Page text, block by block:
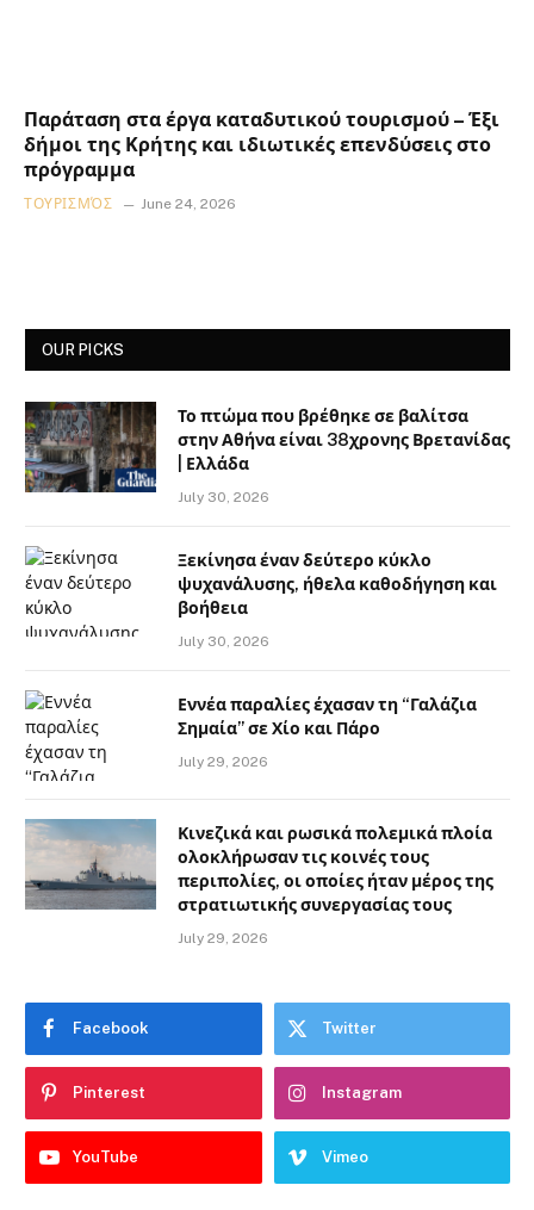
Παράταση στα έργα καταδυτικού τουρισμού – Έξι
δήμοι της Κρήτης και ιδιωτικές επενδύσεις στο
πρόγραμμα
ΤΟΥΡΙΣΜΌΣ June 24, 2026
OUR PICKS
Το πτώμα που βρέθηκε σε βαλίτσα
στην Αθήνα είναι 38χρονης Βρετανίδας
| Ελλάδα
July 30, 2026
Ξεκίνησα έναν δεύτερο κύκλο
ψυχανάλυσης, ήθελα καθοδήγηση και
βοήθεια
July 30, 2026
Εννέα παραλίες έχασαν τη “Γαλάζια
Σημαία” σε Χίο και Πάρο
July 29, 2026
Κινεζικά και ρωσικά πολεμικά πλοία
ολοκλήρωσαν τις κοινές τους
περιπολίες, οι οποίες ήταν μέρος της
στρατιωτικής συνεργασίας τους
July 29, 2026
Facebook Twitter
Pinterest Instagram
YouTube Vimeo